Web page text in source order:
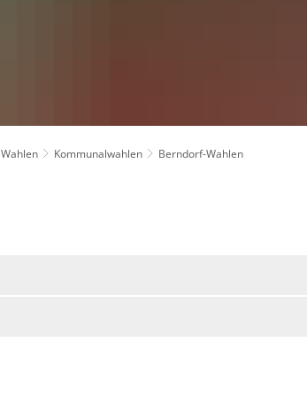
Wahlen Kommunalwahlen Berndorf-Wahlen